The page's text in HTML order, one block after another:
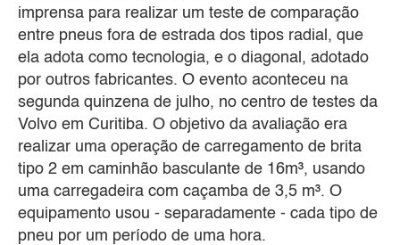
imprensa para realizar um teste de comparação
entre pneus fora de estrada dos tipos radial, que
ela adota como tecnologia, e o diagonal, adotado
por outros fabricantes. O evento aconteceu na
segunda quinzena de julho, no centro de testes da
Volvo em Curitiba. O objetivo da avaliação era
realizar uma operação de carregamento de brita
tipo 2 em caminhão basculante de 16m³, usando
uma carregadeira com caçamba de 3,5 m³. O
equipamento usou - separadamente - cada tipo de
pneu por um período de uma hora.